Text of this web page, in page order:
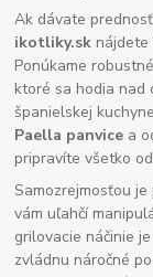
Ak dávate
ikotliky.sk
Ponúkame robustné
ktoré sa hodia nad
španielskej
Paella panvice a
pripravíte všetko
Samozrejmosťou
vám uľahčí
grilovacie náčinie
zvládnu náročné